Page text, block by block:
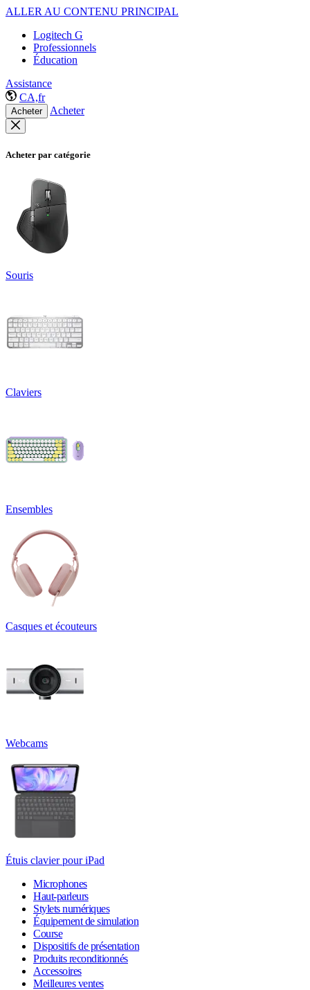
ALLER AU CONTENU PRINCIPAL
Logitech G
Professionnels
Éducation
Assistance
CA,fr
Acheter Acheter
Acheter par catégorie
Souris
Claviers
Ensembles
Casques et écouteurs
Webcams
Étuis clavier pour iPad
Microphones
Haut-parleurs
Stylets numériques
Équipement de simulation
Course
Dispositifs de présentation
Produits reconditionnés
Accessoires
Meilleures ventes